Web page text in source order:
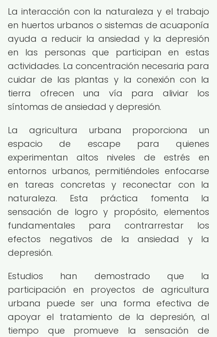
La interacción con la naturaleza y el trabajo
en huertos urbanos o sistemas de acuaponía
ayuda a reducir la ansiedad y la depresión
en las personas que participan en estas
actividades. La concentración necesaria para
cuidar de las plantas y la conexión con la
tierra ofrecen una vía para aliviar los
síntomas de ansiedad y depresión.
La agricultura urbana proporciona un
espacio de escape para quienes
experimentan altos niveles de estrés en
entornos urbanos, permitiéndoles enfocarse
en tareas concretas y reconectar con la
naturaleza. Esta práctica fomenta la
sensación de logro y propósito, elementos
fundamentales para contrarrestar los
efectos negativos de la ansiedad y la
depresión.
Estudios han demostrado que la
participación en proyectos de agricultura
urbana puede ser una forma efectiva de
apoyar el tratamiento de la depresión, al
tiempo que promueve la sensación de